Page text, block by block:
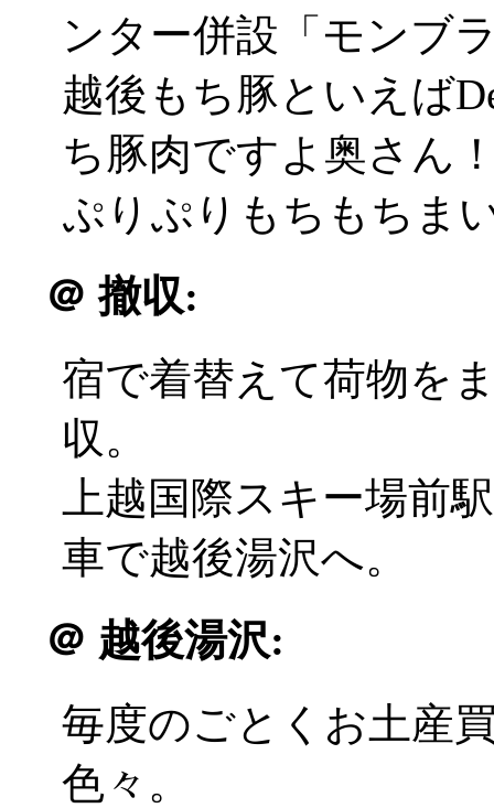
ンター併設「モンブ
越後もち豚といえば
ち豚肉ですよ奥さん
ぷりぷりもちもちま
＠ 撤収:
宿で着替えて荷物を
収。
上越国際スキー場前
車で越後湯沢へ。
＠ 越後湯沢:
毎度のごとくお土産
色々。